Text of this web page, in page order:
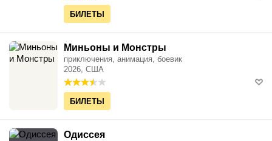
БИЛЕТЫ
Миньоны и Монстры
приключения, анимация, боевик
2026, США
БИЛЕТЫ
Одиссея